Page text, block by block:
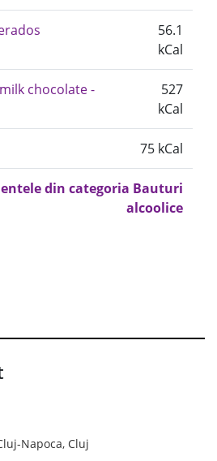
56.1
kCal
chocolate -
527
kCal
75 kCal
din categoria Bauturi
alcoolice
Napoca, Cluj